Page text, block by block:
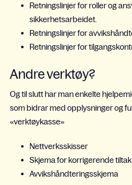
Retningslinjer for roller og
sikkerhetsarbeidet.
Retningslinjer for
Retningslinjer for
Andre verktøy?
Og til slutt har man enkelte
som bidrar med opplysninger og
«verktøykasse»
Nettverksskisser
Skjema for korrigerende tiltak
Avvikshåndteringsskjema